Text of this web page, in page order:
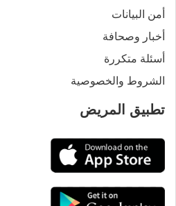
أمن البيانات
أخبار وصحافة
أسئلة متكررة
الشروط والخصوصية
تطبيق المريض